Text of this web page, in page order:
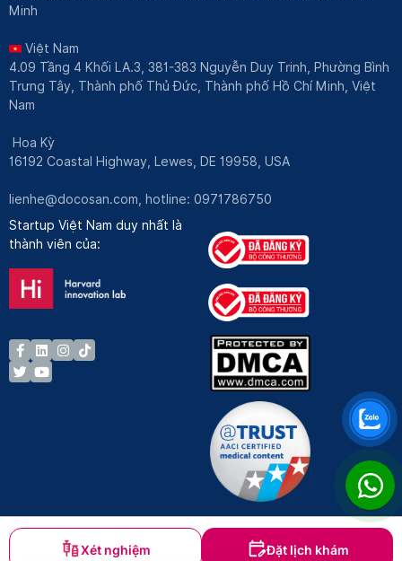
Xét nghiệm Đặt lịch khám
Minh
Việt Nam
4.09 Tầng 4 Khối LA.3, 381-383 Nguyễn Duy Trinh, Phường Bình
Trưng Tây, Thành phố Thủ Đức, Thành phố Hồ Chí Minh, Việt
Nam
Hoa Kỳ
16192 Coastal Highway, Lewes, DE 19958, USA
lienhe@docosan.com , hotline: 0971786750
Startup Việt Nam duy nhất là
thành viên của:
Bản quyền © Docosan 2023